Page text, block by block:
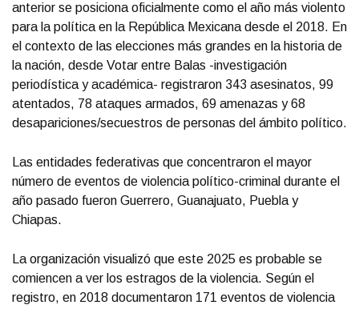
anterior se posiciona oficialmente como el año más violento
para la política en la República Mexicana desde el 2018. En
el contexto de las elecciones más grandes en la historia de
la nación, desde Votar entre Balas -investigación
periodística y académica- registraron 343 asesinatos, 99
atentados, 78 ataques armados, 69 amenazas y 68
desapariciones/secuestros de personas del ámbito político.
Las entidades federativas que concentraron el mayor
número de eventos de violencia político-criminal durante el
año pasado fueron Guerrero, Guanajuato, Puebla y
Chiapas.
La organización visualizó que este 2025 es probable se
comiencen a ver los estragos de la violencia. Según el
registro, en 2018 documentaron 171 eventos de violencia